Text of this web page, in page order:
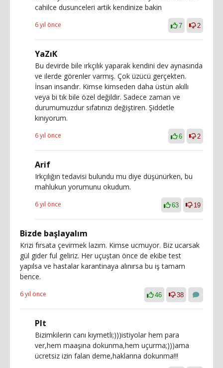
cahilce dusunceleri artik kendinize bakin
6 yıl önce 7 2
YaZıK
Bu devirde bile ırkçılık yaparak kendini dev aynasında
ve ilerde görenler varmış. Çok üzücü gerçekten.
İnsan insandır. Kimse kimseden daha üstün akıllı
veya bi tık bile özel değildir. Sadece zaman ve
durumumuzdur sıfatınızı değiştiren. Şiddetle
kınıyorum.
6 yıl önce 6 2
Arif
Irkçılığın tedavisi bulundu mu diye düşünürken, bu
mahlukun yorumunu okudum.
6 yıl önce 63 19
Bizde başlayalım
Krizi fırsata çevirmek lazım. Kimse ucmuyor. Biz ucarsak
gül gider ful geliriz. Her uçuştan önce de ekibe test
yapılsa ve hastalar karantinaya alınırsa bu iş tamam
bence.
6 yıl önce 46 38
Plt
Bizimkilerin canı kıymetli;)))istiyolar hem para
ver,hem maaşına dokunma,hem uçurma;)))ama
ücretsiz izin falan deme,haklarına dokunma!!!